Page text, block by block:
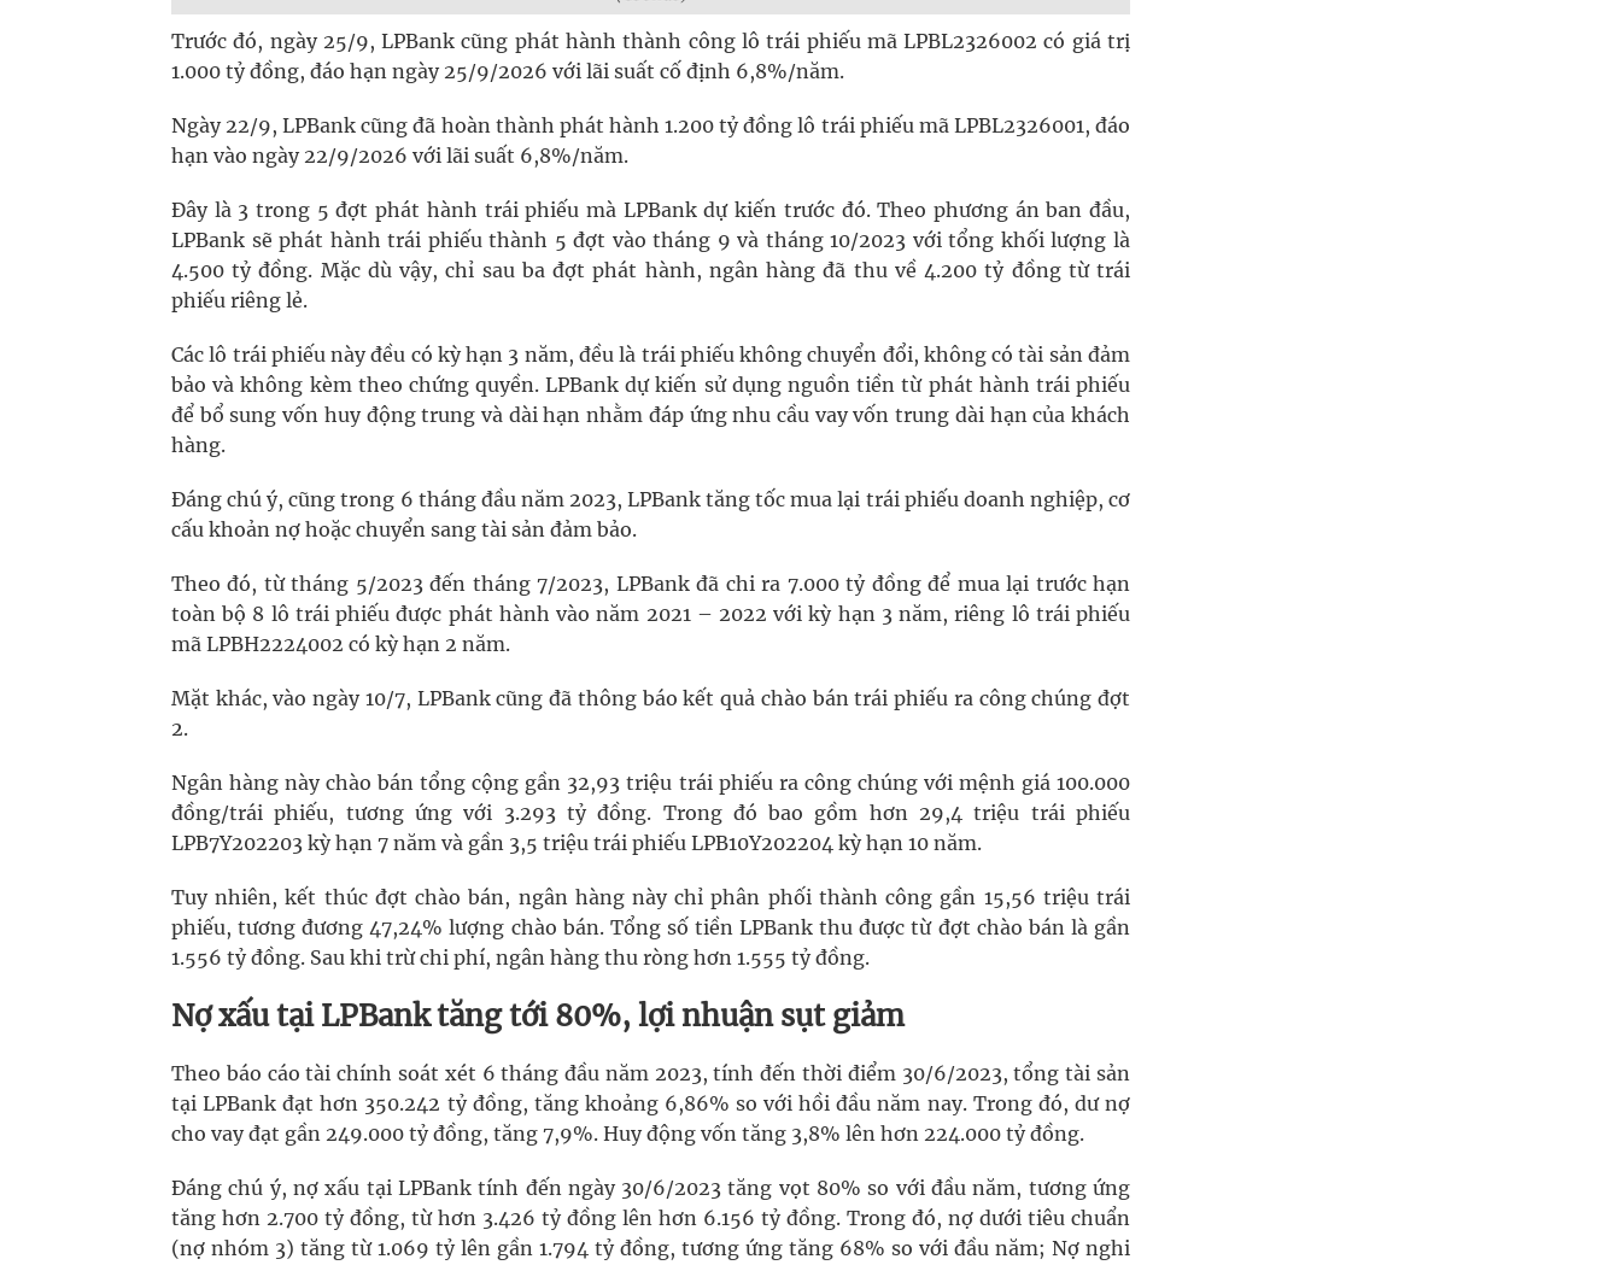
Trước đó, ngày 25/9, LPBank cũng phát hành thành công lô trái phiếu mã LPBL2326002 có giá trị
1.000 tỷ đồng, đáo hạn ngày 25/9/2026 với lãi suất cố định 6,8%/năm.
Ngày 22/9, LPBank cũng đã hoàn thành phát hành 1.200 tỷ đồng lô trái phiếu mã LPBL2326001, đáo
hạn vào ngày 22/9/2026 với lãi suất 6,8%/năm.
Đây là 3 trong 5 đợt phát hành trái phiếu mà LPBank dự kiến trước đó. Theo phương án ban đầu,
LPBank sẽ phát hành trái phiếu thành 5 đợt vào tháng 9 và tháng 10/2023 với tổng khối lượng là
4.500 tỷ đồng. Mặc dù vậy, chỉ sau ba đợt phát hành, ngân hàng đã thu về 4.200 tỷ đồng từ trái
phiếu riêng lẻ.
Các lô trái phiếu này đều có kỳ hạn 3 năm, đều là trái phiếu không chuyển đổi, không có tài sản đảm
bảo và không kèm theo chứng quyền. LPBank dự kiến sử dụng nguồn tiền từ phát hành trái phiếu
để bổ sung vốn huy động trung và dài hạn nhằm đáp ứng nhu cầu vay vốn trung dài hạn của khách
hàng.
Đáng chú ý, cũng trong 6 tháng đầu năm 2023, LPBank tăng tốc mua lại trái phiếu doanh nghiệp, cơ
cấu khoản nợ hoặc chuyển sang tài sản đảm bảo.
Theo đó, từ tháng 5/2023 đến tháng 7/2023, LPBank đã chi ra 7.000 tỷ đồng để mua lại trước hạn
toàn bộ 8 lô trái phiếu được phát hành vào năm 2021 – 2022 với kỳ hạn 3 năm, riêng lô trái phiếu
mã LPBH2224002 có kỳ hạn 2 năm.
Mặt khác, vào ngày 10/7, LPBank cũng đã thông báo kết quả chào bán trái phiếu ra công chúng đợt
2.
Ngân hàng này chào bán tổng cộng gần 32,93 triệu trái phiếu ra công chúng với mệnh giá 100.000
đồng/trái phiếu, tương ứng với 3.293 tỷ đồng. Trong đó bao gồm hơn 29,4 triệu trái phiếu
LPB7Y202203 kỳ hạn 7 năm và gần 3,5 triệu trái phiếu LPB10Y202204 kỳ hạn 10 năm.
Tuy nhiên, kết thúc đợt chào bán, ngân hàng này chỉ phân phối thành công gần 15,56 triệu trái
phiếu, tương đương 47,24% lượng chào bán. Tổng số tiền LPBank thu được từ đợt chào bán là gần
1.556 tỷ đồng. Sau khi trừ chi phí, ngân hàng thu ròng hơn 1.555 tỷ đồng.
Nợ xấu tại LPBank tăng tới 80%, lợi nhuận sụt giảm
Theo báo cáo tài chính soát xét 6 tháng đầu năm 2023, tính đến thời điểm 30/6/2023, tổng tài sản
tại LPBank đạt hơn 350.242 tỷ đồng, tăng khoảng 6,86% so với hồi đầu năm nay. Trong đó, dư nợ
cho vay đạt gần 249.000 tỷ đồng, tăng 7,9%. Huy động vốn tăng 3,8% lên hơn 224.000 tỷ đồng.
Đáng chú ý, nợ xấu tại LPBank tính đến ngày 30/6/2023 tăng vọt 80% so với đầu năm, tương ứng
tăng hơn 2.700 tỷ đồng, từ hơn 3.426 tỷ đồng lên hơn 6.156 tỷ đồng. Trong đó, nợ dưới tiêu chuẩn
(nợ nhóm 3) tăng từ 1.069 tỷ lên gần 1.794 tỷ đồng, tương ứng tăng 68% so với đầu năm; Nợ nghi